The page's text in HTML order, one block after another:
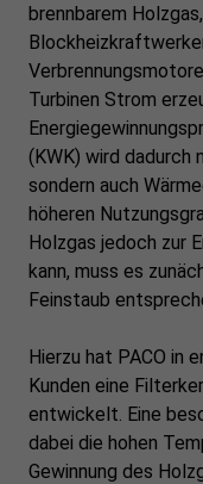
brennbarem
Turbinen Strom
(KWK) wird
sondern auch
höheren
Holzgas jedoch zur
kann, muss es
Feinstaub
Hierzu hat PACO in
Kunden eine
entwickelt. Eine
dabei die hohen
Gewinnung des